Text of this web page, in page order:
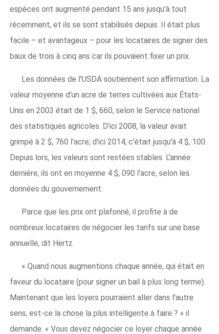
espèces ont augmenté pendant 15 ans jusqu'à tout
récemment, et ils se sont stabilisés depuis. Il était plus
facile – et avantageux – pour les locataires de signer des
baux de trois à cinq ans car ils pouvaient fixer un prix.
Les données de l'USDA soutiennent son affirmation. La
valeur moyenne d'un acre de terres cultivées aux États-
Unis en 2003 était de 1 $, 660, selon le Service national
des statistiques agricoles. D'ici 2008, la valeur avait
grimpé à 2 $, 760 l'acre; d'ici 2014, c'était jusqu'à 4 $, 100.
Depuis lors, les valeurs sont restées stables. L'année
dernière, ils ont en moyenne 4 $, 090 l'acre, selon les
données du gouvernement.
Parce que les prix ont plafonné, il profite à de
nombreux locataires de négocier les tarifs sur une base
annuelle, dit Hertz.
« Quand nous augmentions chaque année, qui était en
faveur du locataire (pour signer un bail à plus long terme).
Maintenant que les loyers pourraient aller dans l'autre
sens, est-ce la chose la plus intelligente à faire ? » il
demande. « Vous devez négocier ce loyer chaque année